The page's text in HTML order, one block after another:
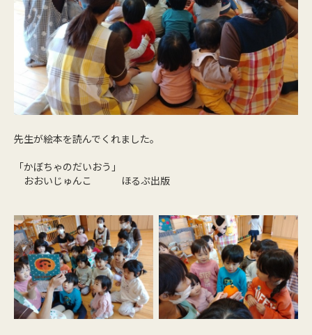
先生が絵本を読んでくれました。
「かぼちゃのだいおう」
おおいじゅんこ ほるぷ出版